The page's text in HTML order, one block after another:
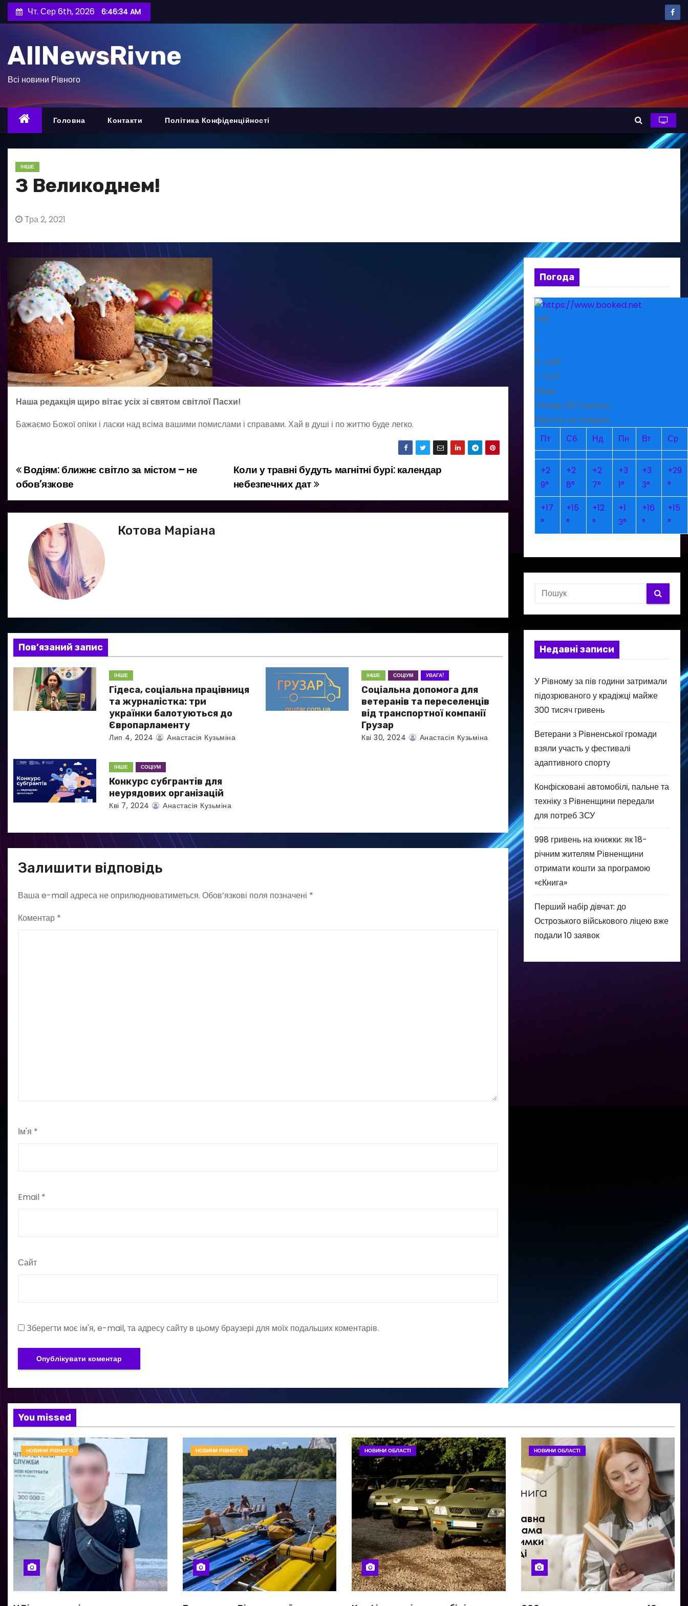
е
д
Чт. Сер 6th, 2026 6:46:35 AM
AllNewsRivne
Всі новини Рівного
Головна Контакти Політика Конфіденційності
ІНШЕ
З Великоднем!
Тра 2, 2021
Наша редакція щиро вітає усіх зі святом світлої Пасхи!
Бажаємо Божої опіки і ласки над всіма вашими помислами і справами. Хай в душі і по життю буде легко.
Н
а
в
і
я
з
п
і
в
Коли у травні будуть магнітні бурі: календар
небезпечних дат
Водіям: ближнє світло за містом – не
обов’язкове
Котова Маріана
Пов’язаний запис
ІНШЕ
Гідеса, соціальна працівниця
та журналістка: три
українки балотуються до
Європарламенту
Лип 4, 2024 Анастасія Кузьміна
ІНШЕ СОЦІУМ УВАГА!
Соціальна допомога для
ветеранів та переселенців
від транспортної компанії
Грузар
Кві 30, 2024 Анастасія Кузьміна
ІНШЕ СОЦІУМ
Конкурс субгрантів для
неурядових організацій
Кві 7, 2024 Анастасія Кузьміна
Залишити відповідь
Ваша e-mail адреса не оприлюднюватиметься. Обов’язкові поля позначені *
Коментар *
Ім'я *
Email *
Сайт
Зберегти моє ім'я, e-mail, та адресу сайту в цьому браузері для моїх подальших коментарів.
Погода
+36
°
C
H: +39°
L: +24°
Рівне
Четвер, 06 Серпень
Прогноз на тиждень
Пт
Сб Нд Пн Вт Ср
+2
9°
+2
8°
+2
7°
+3
1°
+3
3°
+29
°
+17
°
+15
°
+12
°
+1
3°
+16
°
+15
°
Недавні записи
У Рівному за пів години затримали
підозрюваного у крадіжці майже
300 тисяч гривень
Ветерани з Рівненської громади
взяли участь у фестивалі
адаптивного спорту
Конфісковані автомобілі, пальне та
техніку з Рівненщини передали
для потреб ЗСУ
998 гривень на книжки: як 18-
річним жителям Рівненщини
отримати кошти за програмою
«єКнига»
Перший набір дівчат: до
Острозького військового ліцею вже
подали 10 заявок
You missed
НОВИНИ РІВНОГО НОВИНИ РІВНОГО НОВИНИ ОБЛАСТІ НОВИНИ ОБЛАСТІ